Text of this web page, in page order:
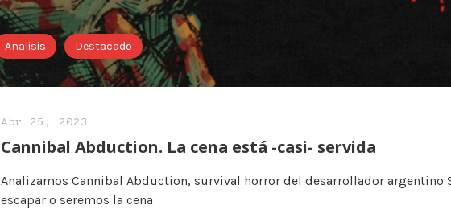
Analisis Destacado
Abr 25, 2023
Cannibal Abduction. La cena está -casi- servida
Analizamos Cannibal Abduction, survival horror del desarrollador argentino
escapar o seremos la cena